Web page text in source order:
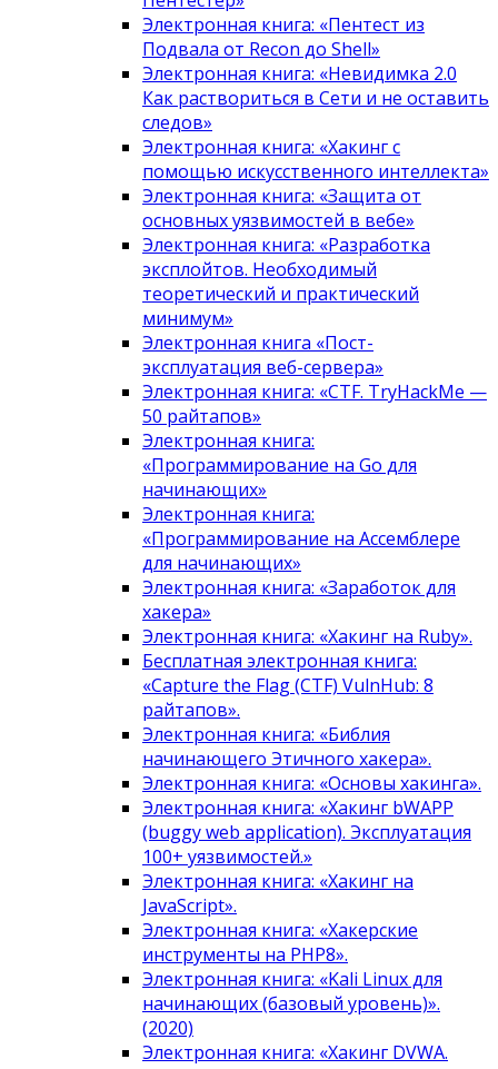
Электронная книга: «Пентест из
Подвала от Recon до Shell»
Электронная книга: «Невидимка 2.0
Как раствориться в Сети и не оставить
следов»
Электронная книга: «Хакинг с
помощью искусственного интеллекта»
Электронная книга: «Защита от
основных уязвимостей в вебе»
Электронная книга: «Разработка
эксплойтов. Необходимый
теоретический и практический
минимум»
Электронная книга «Пост-
эксплуатация веб-сервера»
Электронная книга: «CTF. TryHackMe —
50 райтапов»
Электронная книга:
«Программирование на Go для
начинающих»
Электронная книга:
«Программирование на Ассемблере
для начинающих»
Электронная книга: «Заработок для
хакера»
Электронная книга: «Хакинг на Ruby».
Бесплатная электронная книга:
«Capture the Flag (CTF) VulnHub: 8
райтапов».
Электронная книга: «Библия
начинающего Этичного хакера».
Электронная книга: «Основы хакинга».
Электронная книга: «Хакинг bWAPP
(buggy web application). Эксплуатация
100+ уязвимостей.»
Электронная книга: «Хакинг на
JavaScript».
Электронная книга: «Хакерские
инструменты на PHP8».
Электронная книга: «Kali Linux для
начинающих (базовый уровень)».
(2020)
Электронная книга: «Хакинг DVWA.